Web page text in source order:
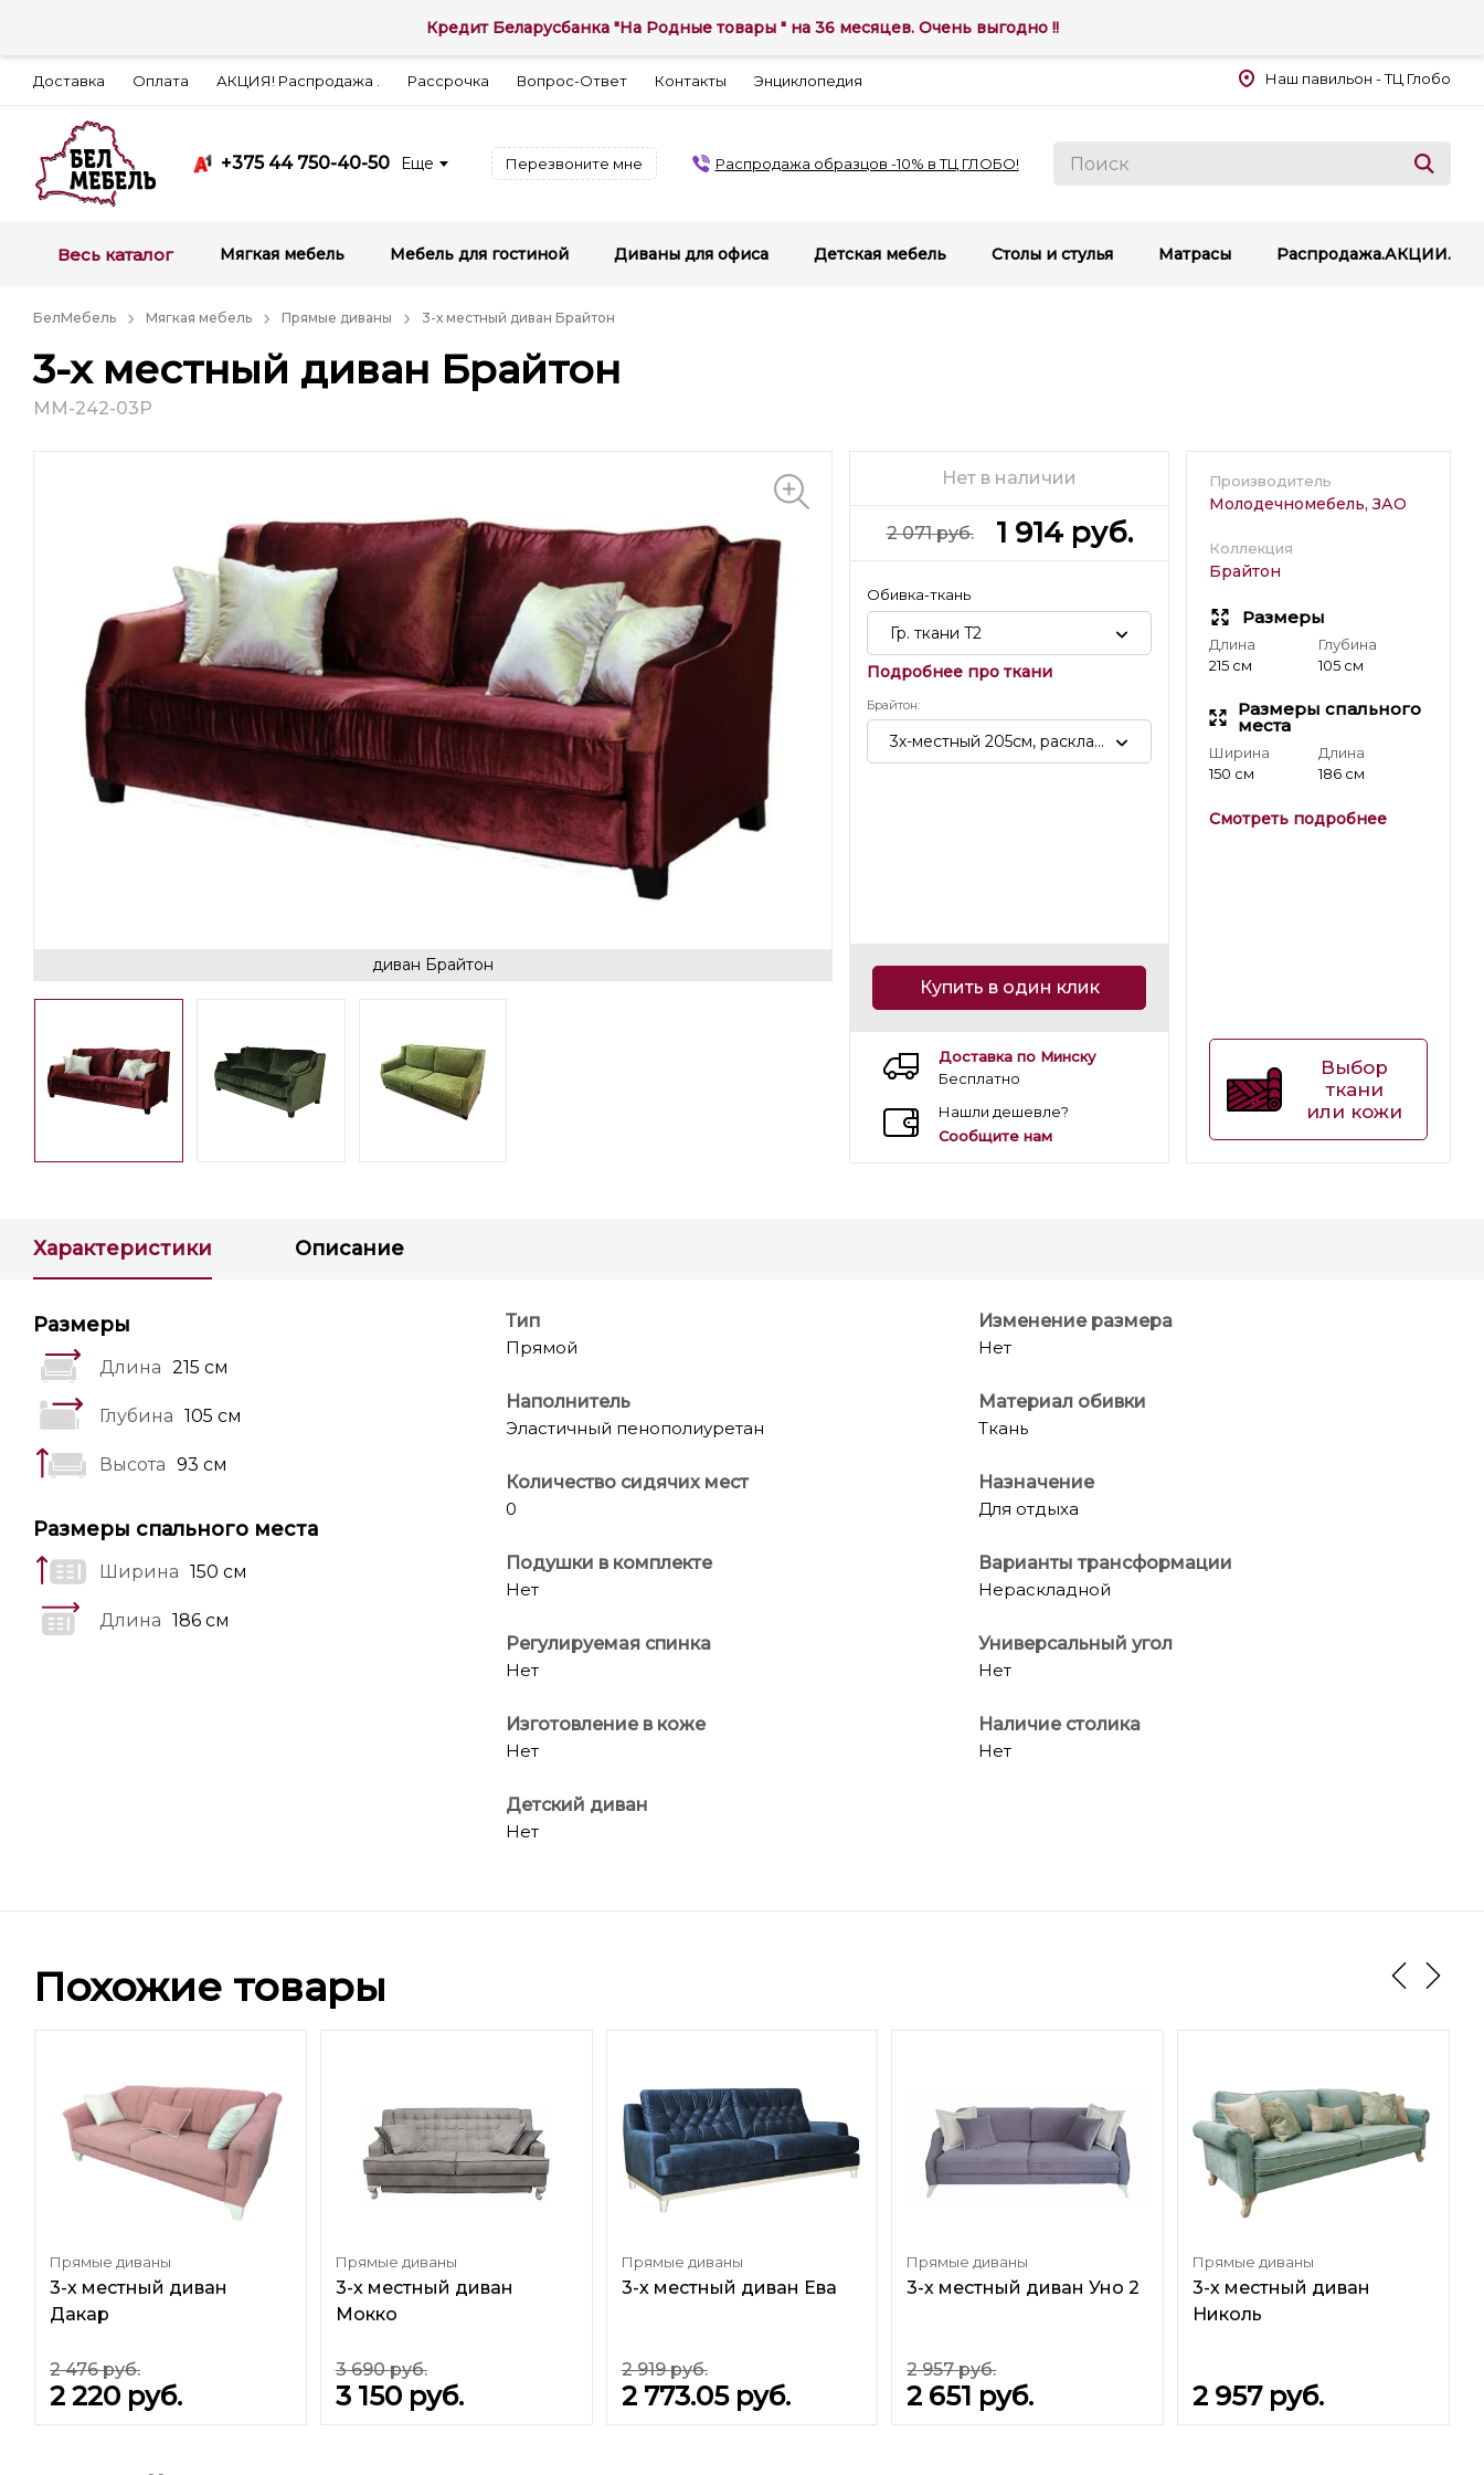
Доставка Оплата АКЦИЯ! Распродажа . Рассрочка Вопрос-Ответ Контакты Энциклопедия Наш павильон - ТЦ Глобо
+375 44 750-40-50 Еще Перезвоните мне Распродажа образцов -10% в ТЦ ГЛОБО!
Весь каталог Мягкая мебель Мебель для гостиной Диваны для офиса Детская мебель Столы и стулья Матрасы Распродажа.АКЦИИ.
БелМебель Мягкая мебель Прямые диваны 3-х местный диван Брайтон
3-х местный диван Брайтон
ММ-242-03Р
диван Брайтон
Нет в наличии
2 071 руб. 1 914 руб.
Обивка-ткань
Гр. ткани T2
Подробнее про ткани
Брайтон:
3х-местный 205см, раскладной
Купить в один клик
Доставка по Минску
Бесплатно
Нашли дешевле?
Сообщите нам
Производитель
Молодечномебель, ЗАО
Коллекция
Брайтон
Размеры
Длина
215 см
Глубина
105 см
Размеры спального
места
Ширина
150 см
Длина
186 см
Смотреть подробнее
Выбор
ткани
или кожи
Характеристики Описание
Размеры
Длина 215 см
Глубина 105 см
Высота 93 см
Размеры спального места
Ширина 150 см
Длина 186 см
Тип
Прямой
Изменение размера
Нет
Наполнитель
Эластичный пенополиуретан
Материал обивки
Ткань
Количество сидячих мест
0
Назначение
Для отдыха
Подушки в комплекте
Нет
Варианты трансформации
Нераскладной
Регулируемая спинка
Нет
Универсальный угол
Нет
Изготовление в коже
Нет
Наличие столика
Нет
Детский диван
Нет
Похожие товары
Прямые диваны
3-х местный диван
Дакар
2 476 руб.
2 220 руб.
Прямые диваны
3-х местный диван
Мокко
3 690 руб.
3 150 руб.
Прямые диваны
3-х местный диван Ева
2 919 руб.
2 773.05 руб.
Прямые диваны
3-х местный диван Уно 2
2 957 руб.
2 651 руб.
Прямые диваны
3-х местный диван
Николь
2 957 руб.
Кредит Беларусбанка "На Родные товары " на 36 месяцев. Очень выгодно !!